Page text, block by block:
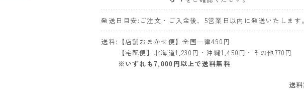
発送日目安 ご注文・ご入金後、5営業日以内に発送いたします。
送料
【店舗おまかせ便】全国一律490円
【宅配便】北海道1,230円・沖縄1,450円・その他770円
※いずれも7,000円以上で送料無料
送